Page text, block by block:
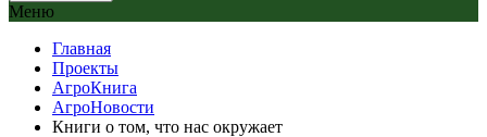
Меню
Главная
Проекты
АгроКнига
АгроНовости
Книги о том, что нас окружает